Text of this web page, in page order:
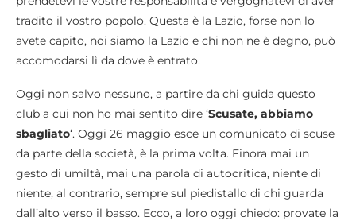
tradito il vostro popolo. Questa è la Lazio, forse non lo
avete capito, noi siamo la Lazio e chi non ne è degno, può
accomodarsi lì da dove è entrato.
Oggi non salvo nessuno, a partire da chi guida questo
club a cui non ho mai sentito dire ‘Scusate, abbiamo
sbagliato‘. Oggi 26 maggio esce un comunicato di scuse
da parte della società, è la prima volta. Finora mai un
gesto di umiltà, mai una parola di autocritica, niente di
niente, al contrario, sempre sul piedistallo di chi guarda
dall’alto verso il basso. Ecco, a loro oggi chiedo: provate la